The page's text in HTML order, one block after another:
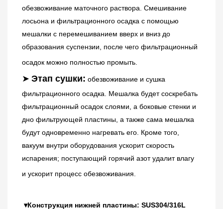
обезвоживание маточного раствора. Смешивание
лосьона и фильтрационного осадка с помощью
мешалки с перемешиванием вверх и вниз до
образования суспензии, после чего фильтрационный
осадок можно полностью промыть.
➤ Этап сушки: обезвоживание и сушка
фильтрационного осадка. Мешалка будет соскребать
фильтрационный осадок слоями, а боковые стенки и
дно фильтрующей пластины, а также сама мешалка
будут одновременно нагревать его. Кроме того,
вакуум внутри оборудования ускорит скорость
испарения; поступающий горячий азот удалит влагу
и ускорит процесс обезвоживания.
▾Конструкция нижней пластины: SUS304/316L